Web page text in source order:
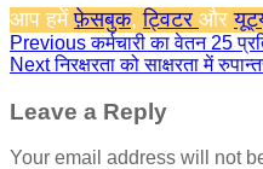
आप हमेंफ़ेसबुक,ट्विटर और
Continue
Reading
Previousकर्मचारी का वेतन 25
Nextनिरक्षरता को साक्षरता में
Leave a Reply
Your email address will not